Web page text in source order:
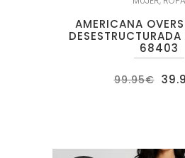
AMERICANA
68403
99.95€ El